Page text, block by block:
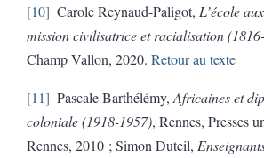
10 Carole Reynaud-Paligot, L’école
mission civilisatrice et racialisation
Champ Vallon, 2020. Retour au texte
11 Pascale Barthélémy, Africaines et
coloniale (1918-1957), Rennes, Presses
Rennes, 2010 ; Simon Duteil,